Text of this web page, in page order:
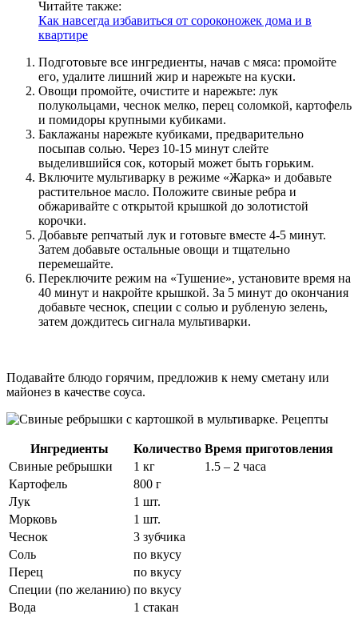
Читайте также:
Как навсегда избавиться от сороконожек дома и в
квартире
Подготовьте все ингредиенты, начав с мяса: промойте
его, удалите лишний жир и нарежьте на куски.
Овощи промойте, очистите и нарежьте: лук
полукольцами, чеснок мелко, перец соломкой, картофель
и помидоры крупными кубиками.
Баклажаны нарежьте кубиками, предварительно
посыпав солью. Через 10-15 минут слейте
выделившийся сок, который может быть горьким.
Включите мультиварку в режиме «Жарка» и добавьте
растительное масло. Положите свиные ребра и
обжаривайте с открытой крышкой до золотистой
корочки.
Добавьте репчатый лук и готовьте вместе 4-5 минут.
Затем добавьте остальные овощи и тщательно
перемешайте.
Переключите режим на «Тушение», установите время на
40 минут и накройте крышкой. За 5 минут до окончания
добавьте чеснок, специи с солью и рубленую зелень,
затем дождитесь сигнала мультиварки.
Подавайте блюдо горячим, предложив к нему сметану или
майонез в качестве соуса.
Ингредиенты Количество Время приготовления
Свиные ребрышки
1 кг
1.5 – 2 часа
Картофель
800 г
Лук
1 шт.
Морковь
1 шт.
Чеснок
3 зубчика
Соль
по вкусу
Перец
по вкусу
Специи (по желанию) по вкусу
Вода
1 стакан